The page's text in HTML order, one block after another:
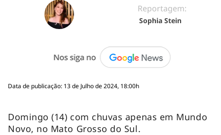
Reportagem:
Sophia Stein
Data de publicação: 13 de Julho de 2024, 18:00h
Domingo (14) com chuvas apenas em Mundo
Novo, no Mato Grosso do Sul.